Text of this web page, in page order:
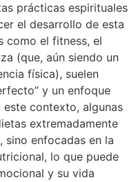
prácticas espirituales
el desarrollo de esta
como el fitness, el
(que, aún siendo un
física), suelen
y un enfoque
contexto, algunas
extremadamente
enfocadas en la
lo que puede
y su vida